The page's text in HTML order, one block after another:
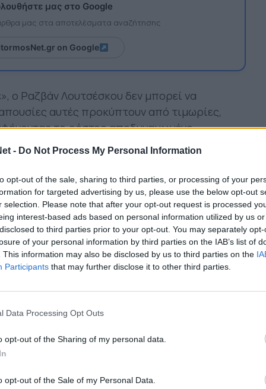
- Do Not Process My Personal Information
opt-out of the sale, sharing to third parties, or processing of your
for targeted advertising by us, please use the below opt-out
selection. Please note that after your opt-out request is processed
interest-based ads based on personal information utilized by us
to third parties prior to your opt-out. You may separately
of your personal information by third parties on the IAB’s list of
This information may also be disclosed by us to third parties on the
Participants that may further disclose it to other third parties.
Data Processing Opt Outs
opt-out of the Sharing of my personal data.
opt-out of the Sale of my Personal Data.
μας στο Google
μας στα αποτελέσματα αναζήτησης
on Google
ο Ραζβάν Λουτσέσκου δεν μπορεί να
αυτές προκύπτουν από τιμωρίες,
το ρόστερ αποδυναμωμένο.
πλάνων βρίσκονται οι Μαντί Καμαρά
Κεντζιόρα, Τάισον, Μαγκομέντ Οζντόεφ και
10ήμερη ποινή απαγόρευσης εισόδου λόγω
στο πάρκινγκ της OPAP Arena μετά τον
οι τραυματίες Φεντόρ Τσάλοφ, Τζόναθαν
τελευταία στιγμή προστέθηκαν στη λίστα
Κιρίλ Ντεσπόντοφ, καθώς αμφότεροι
το σχετικό αίτημα προς τη Super League, το
αυριανού παιχνιδιού λαμβάνεται μέσω
εξελίξεις να είναι ραγδαίες.